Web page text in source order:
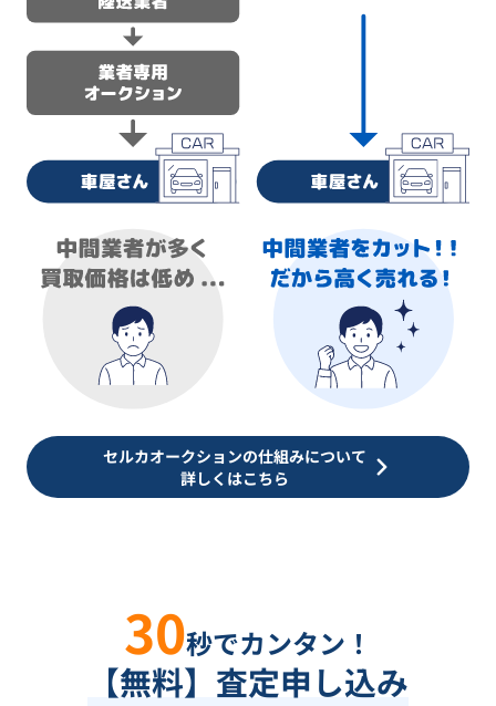
セルカオークションの仕組みについて
詳しくはこちら
30秒でカンタン！
【無料】査定申し込み